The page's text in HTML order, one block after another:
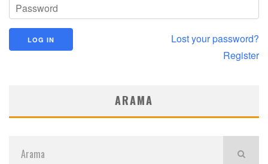
Lost your password?
Register
ARAMA